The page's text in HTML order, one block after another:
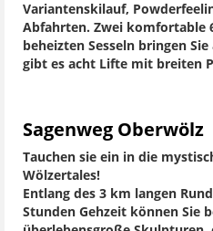
Variantenskilauf,
Abfahrten. Zwei komfortable
beheizten Sesseln bringen
gibt es acht Lifte mit breiten
Sagenweg Oberwölz
Tauchen sie ein in die
Wölzertales!
Entlang des 3 km langen
Stunden Gehzeit können Sie